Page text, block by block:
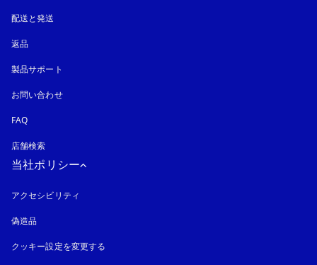
配送と発送
返品
製品サポート
お問い合わせ
FAQ
店舗検索
当社ポリシー
アクセシビリティ
偽造品
クッキー設定を変更する